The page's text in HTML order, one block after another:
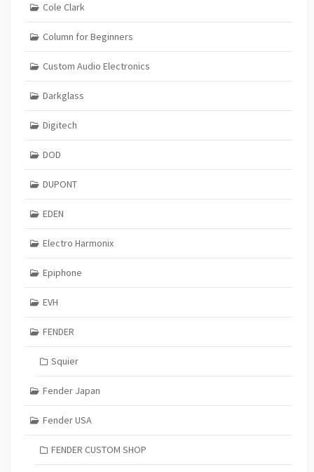
Cole Clark
Column for Beginners
Custom Audio Electronics
Darkglass
Digitech
DOD
DUPONT
EDEN
Electro Harmonix
Epiphone
EVH
FENDER
Squier
Fender Japan
Fender USA
FENDER CUSTOM SHOP